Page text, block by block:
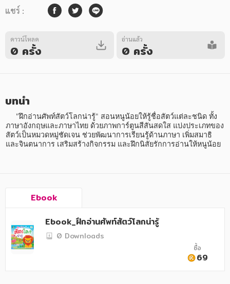
หนังสือออกใหม่ หนังสือยอดนิยม หนังสือเช่า
หนังสือเสียง
โปรโมชั่นลดราคา
อาหาร สุขภาพ การแพทย์
ศิลปะ บันเทิง กีฬา ท่องเที่ยว
กฎหมาย สัญญา ภาษี
นิตยสาร หนังสือพิมพ์
แชร์ :
ดาวน์โหลด
0 ครั้ง
อ่านแล้ว
0 ครั้ง
บทนำ
"ฝึกอ่านศัพท์สัตว์โลกน่ารู้" สอนหนูน้อยให้รู้ชื่อสัตว์แต่ละชนิด ทั้ง
ภาษาอังกฤษและภาษาไทย ด้วยภาพการ์ตูนสีสันสดใส แบ่งประเภทของ
สัตว์เป็นหมวดหมู่ชัดเจน ช่วยพัฒนาการเรียนรู้ด้านภาษา เพิ่มสมาธิ
และจินตนาการ เสริมสร้างกิจกรรม และฝึกนิสัยรักการอ่านให้หนูน้อย
Ebook
Ebook_ฝึกอ่านศัพท์สัตว์โลกน่ารู้
0 Downloads
ซื้อ
69